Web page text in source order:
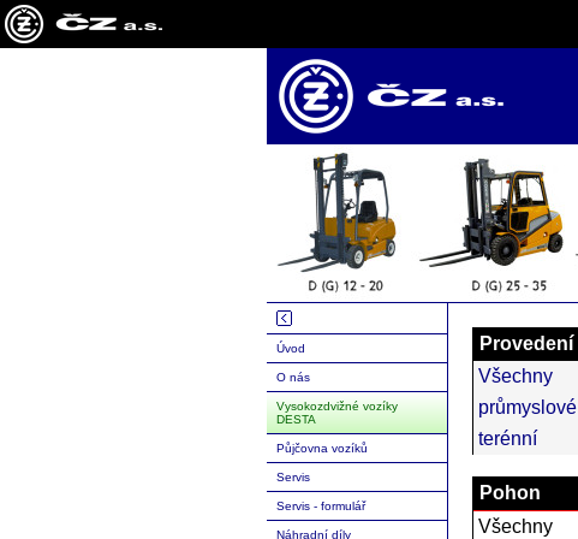
Úvod
O nás
Vysokozdvižné vozíky
DESTA
Půjčovna vozíků
Servis
Servis - formulář
Náhradní díly
Provedení
Všechny
průmyslové
terénní
Pohon
Všechny